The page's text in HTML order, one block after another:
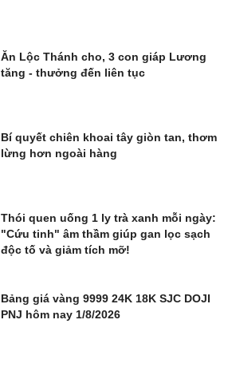
Ăn Lộc Thánh cho, 3 con giáp Lương
tăng - thưởng đến liên tục
Bí quyết chiên khoai tây giòn tan, thơm
lừng hơn ngoài hàng
Thói quen uống 1 ly trà xanh mỗi ngày:
"Cứu tinh" âm thầm giúp gan lọc sạch
độc tố và giảm tích mỡ!
Bảng giá vàng 9999 24K 18K SJC DOJI
PNJ hôm nay 1/8/2026